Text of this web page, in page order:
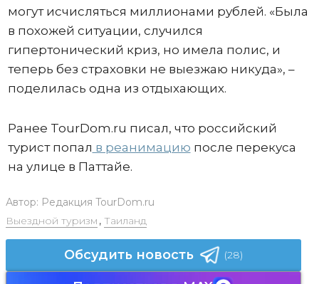
могут исчисляться миллионами рублей. «Была
в похожей ситуации, случился
гипертонический криз, но имела полис, и
теперь без страховки не выезжаю никуда», –
поделилась одна из отдыхающих.
Ранее TourDom.ru писал, что российский
турист попал в реанимацию после перекуса
на улице в Паттайе.
Автор: Редакция TourDom.ru
Выездной туризм , Таиланд
Обсудить новость (28)